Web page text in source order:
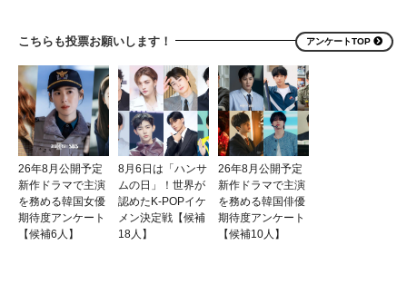
こちらも投票お願いします！ アンケートTOP
26年8月公開予定
新作ドラマで主演
を務める韓国女優
期待度アンケート
【候補6人】
8月6日は「ハンサ
ムの日」！世界が
認めたK-POPイケ
メン決定戦【候補
18人】
26年8月公開予定
新作ドラマで主演
を務める韓国俳優
期待度アンケート
【候補10人】